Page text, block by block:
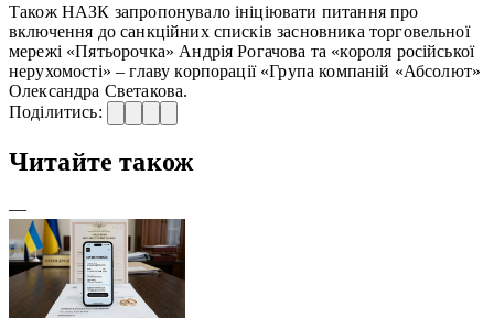
Також НАЗК запропонувало ініціювати питання про
включення до санкційних списків засновника торговельної
мережі «Пятьорочка» Андрія Рогачова та «короля російської
нерухомості» – главу корпорації «Група компаній «Абсолют»
Олександра Светакова.
Поділитись:
Читайте також
—